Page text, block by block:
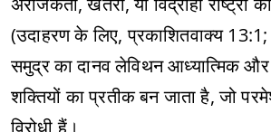
(उदाहरण के लिए, प्रकाशितवाक्य 13:1;
समुद्र का दानव लेविथन आध्यात्मिक और
शक्तियों का प्रतीक बन जाता है, जो
विरोधी हैं।